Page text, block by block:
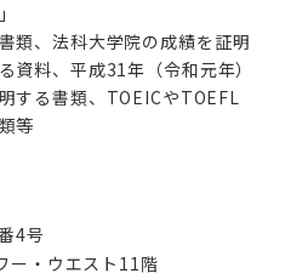
」
類、法科大学院の成績を証明
資料、平成31年（令和元年）
する書類、TOEICやTOEFL
等
4号
ー・ウエスト11階